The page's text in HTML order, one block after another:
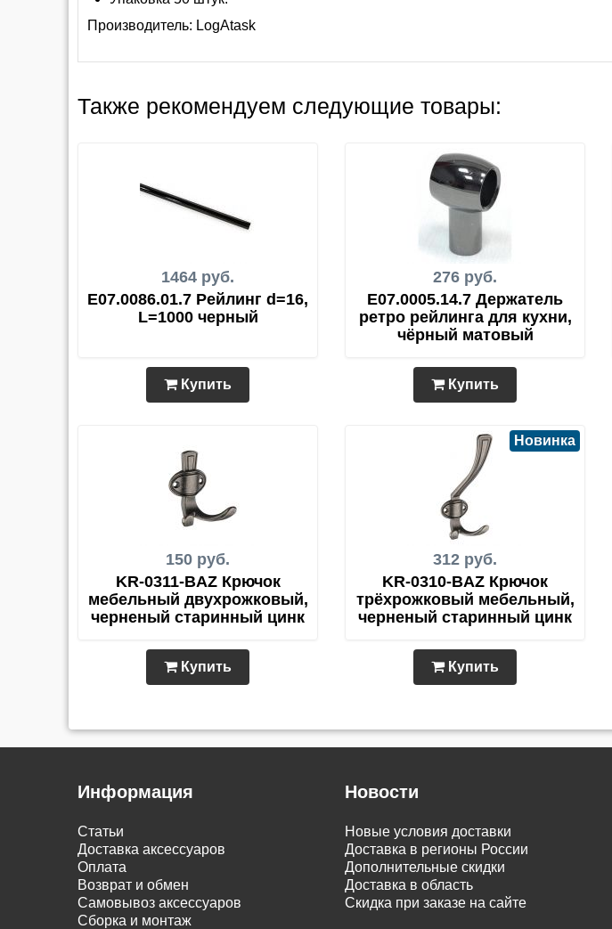
Производитель: LogAtask
Также рекомендуем следующие товары:
1464 руб.
E07.0086.01.7 Рейлинг d=16,
L=1000 черный
Купить
276 руб.
E07.0005.14.7 Держатель
ретро рейлинга для кухни,
чёрный матовый
Купить
150 руб.
KR-0311-BAZ Крючок
мебельный двухрожковый,
черненый старинный цинк
Купить
312 руб.
Новинка
KR-0310-BAZ Крючок
трёхрожковый мебельный,
черненый старинный цинк
Купить
Информация
Статьи
Доставка аксессуаров
Оплата
Возврат и обмен
Самовывоз аксессуаров
Сборка и монтаж
Новости
Новые условия доставки
Доставка в регионы России
Дополнительные скидки
Доставка в область
Скидка при заказе на сайте